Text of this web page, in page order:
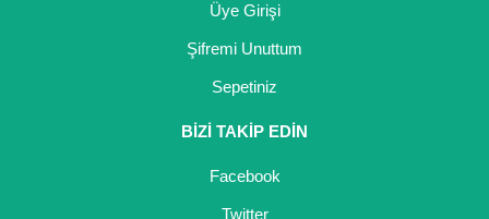
Üye Girişi
Şifremi Unuttum
Sepetiniz
BİZİ TAKİP EDİN
Facebook
Twitter